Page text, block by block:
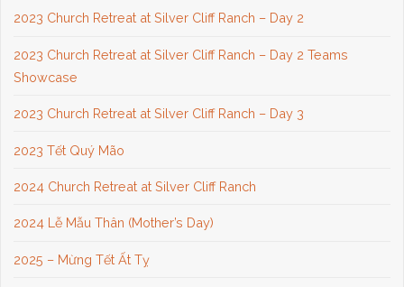
2023 Church Retreat at Silver Cliff Ranch – Day 2
2023 Church Retreat at Silver Cliff Ranch – Day 2 Teams
Showcase
2023 Church Retreat at Silver Cliff Ranch – Day 3
2023 Tết Quý Mão
2024 Church Retreat at Silver Cliff Ranch
2024 Lễ Mẫu Thân (Mother’s Day)
2025 – Mừng Tết Ất Tỵ